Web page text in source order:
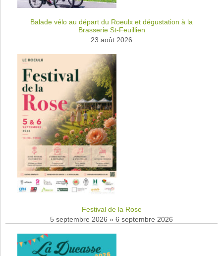
Balade vélo au départ du Roeulx et dégustation à la
Brasserie St-Feuillien
23 août 2026
Festival de la Rose
5 septembre 2026 » 6 septembre 2026